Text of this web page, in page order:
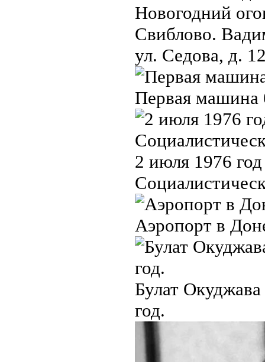
Новогодний
Свиблово.
ул. Седова, д.
Первая машина
2 июля 1976
Аэропорт в
Булат Окуджава
год.